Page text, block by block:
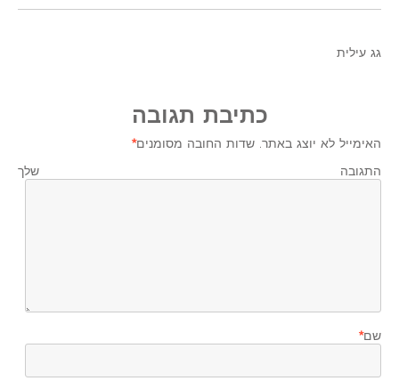
גג עילית
כתיבת תגובה
האימייל לא יוצג באתר. שדות החובה מסומנים*
התגובה שלך
שם*